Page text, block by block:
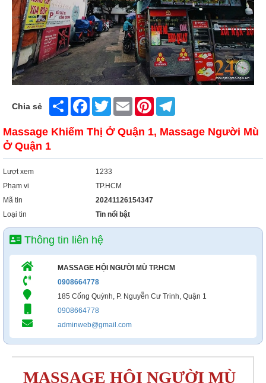
Việc Làm
Dịch Vụ
Hàng Tiêu Dùng
Xây Dựng
Chia sẻ Share FacebookTwitter Email Pinterest
Massage Khiếm Thị Ở Quận 1, Massage Người Mù
Ở Quận 1
Lượt xem
1233
Phạm vi
TP.HCM
Mã tin
20241126154347
Loại tin
Tin nổi bật
Thông tin liên hệ
MASSAGE HỘI NGƯỜI MÙ TP.HCM
0908664778
185 Cống Quỳnh, P. Nguyễn Cư Trinh, Quận 1
0908664778
adminweb@gmail.com
MASSAGE HỘI NGƯỜI MÙ